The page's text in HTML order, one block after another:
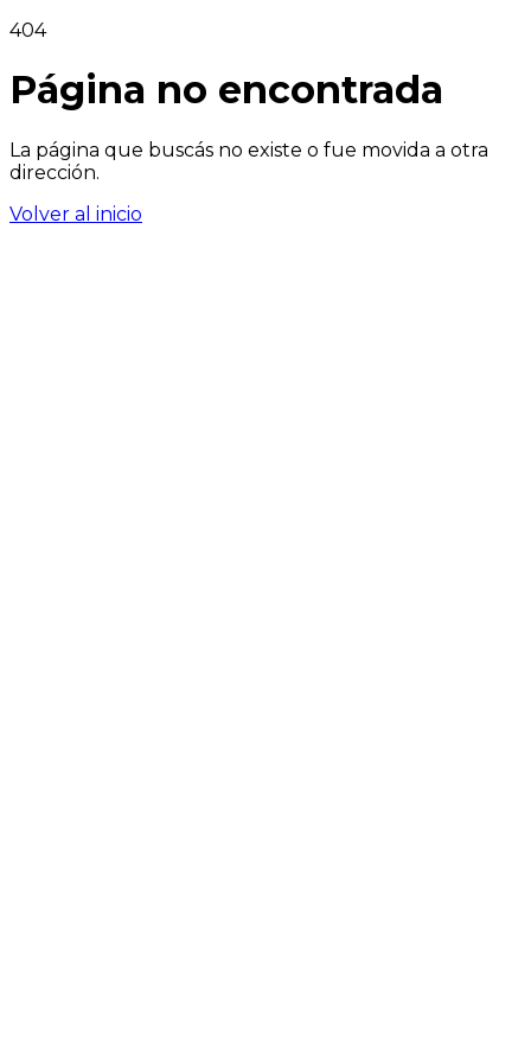
404
Página no encontrada
La página que buscás no existe o fue movida a otra
dirección.
Volver al inicio